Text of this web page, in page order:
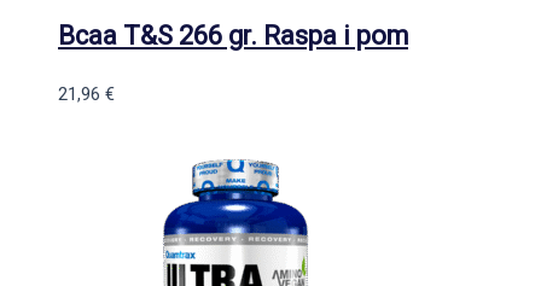
Bcaa T&S 266 gr. Raspa i pom
21,96 €